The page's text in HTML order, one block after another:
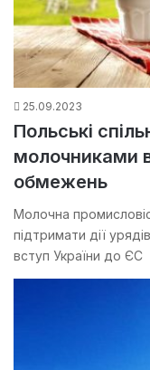
25.09.2023
Польські
молочниками
обмежень
Молочна
підтримати дії
вступ України до ЄС